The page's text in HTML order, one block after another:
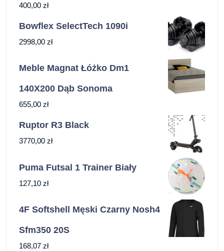
400,00 zł
Bowflex SelectTech 1090i
2998,00 zł
Meble Magnat Łóżko Dm1
140X200 Dąb Sonoma
655,00 zł
Ruptor R3 Black
3770,00 zł
Puma Futsal 1 Trainer Biały
127,10 zł
4F Softshell Męski Czarny Nosh4
Sfm350 20S
168,07 zł